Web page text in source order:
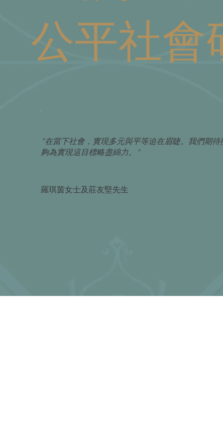
"在當下社會，實現多元與平等迫在眉睫。我們期
夠為實現這目標略盡綿力。"
羅琪茵女士及莊友堅先生
公平社